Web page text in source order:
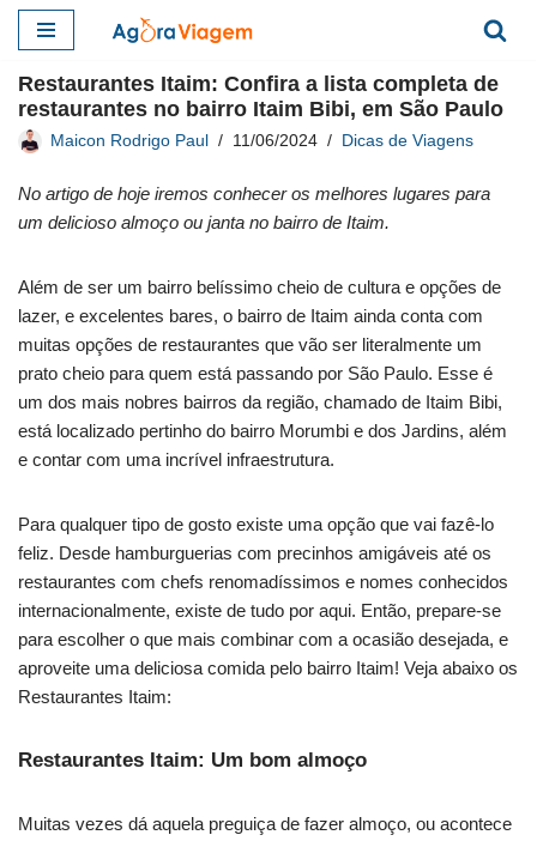
para
o
conteúdo
Restaurantes Itaim: Confira a lista completa de
restaurantes no bairro Itaim Bibi, em São Paulo
Maicon Rodrigo Paul 11/06/2024 Dicas de Viagens
No artigo de hoje iremos conhecer os melhores lugares para
um delicioso almoço ou janta no bairro de Itaim.
Além de ser um bairro belíssimo cheio de cultura e opções de
lazer, e excelentes bares, o bairro de Itaim ainda conta com
muitas opções de restaurantes que vão ser literalmente um
prato cheio para quem está passando por São Paulo. Esse é
um dos mais nobres bairros da região, chamado de Itaim Bibi,
está localizado pertinho do bairro Morumbi e dos Jardins, além
e contar com uma incrível infraestrutura.
Para qualquer tipo de gosto existe uma opção que vai fazê-lo
feliz. Desde hamburguerias com precinhos amigáveis até os
restaurantes com chefs renomadíssimos e nomes conhecidos
internacionalmente, existe de tudo por aqui. Então, prepare-se
para escolher o que mais combinar com a ocasião desejada, e
aproveite uma deliciosa comida pelo bairro Itaim! Veja abaixo os
Restaurantes Itaim:
Restaurantes Itaim: Um bom almoço
Muitas vezes dá aquela preguiça de fazer almoço, ou acontece